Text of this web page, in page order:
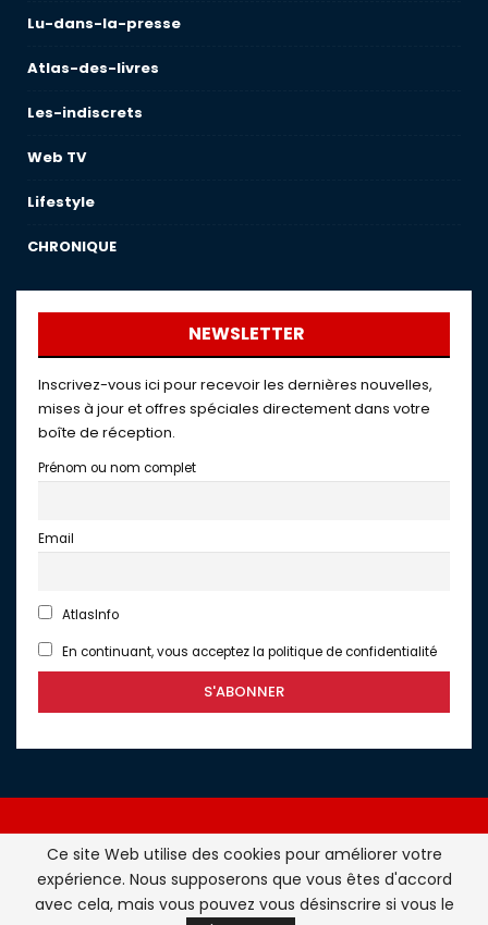
Lu-dans-la-presse
Atlas-des-livres
Les-indiscrets
Web TV
Lifestyle
CHRONIQUE
NEWSLETTER
Inscrivez-vous ici pour recevoir les dernières nouvelles,
mises à jour et offres spéciales directement dans votre
boîte de réception.
Prénom ou nom complet
Email
AtlasInfo
En continuant, vous acceptez la politique de confidentialité
Atlasinfo.fr : l'essentiel de l'actualité de la France et du
Maghreb © Tous Droits Réservés - Atlasinfo- 2026
Ce site Web utilise des cookies pour améliorer votre
expérience. Nous supposerons que vous êtes d'accord
avec cela, mais vous pouvez vous désinscrire si vous le